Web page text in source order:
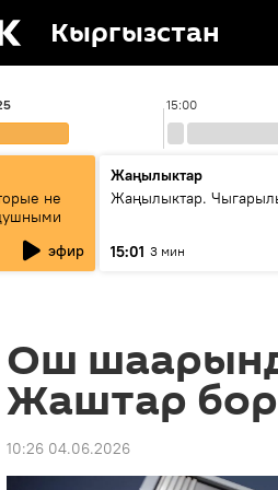
Кыргызстан
15:00
не
эфир
Жаңылыктар
Жаңылыктар.
15:01 3 мин
Ош
Жаштар
10:26 04.06.2026